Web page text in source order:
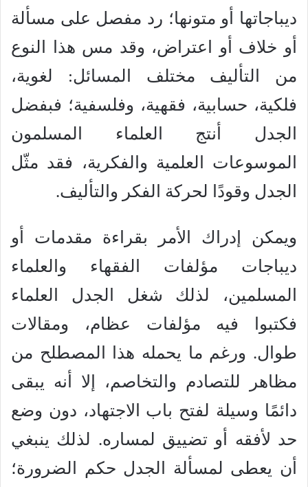
ديباجاتها أو متونها؛ رد مفصل على مسألة
أو خلاف أو اعتراض، وقد مس هذا النوع
من التأليف مختلف المسائل: لغوية،
فلكية، حسابية، فقهية، وفلسفية؛ فبفضل
الجدل أنتج العلماء المسلمون
الموسوعات العلمية والفكرية، فقد مثّل
الجدل وقودًا لحركة الفكر والتأليف.
ويمكن إدراك الأمر بقراءة مقدمات أو
ديباجات مؤلفات الفقهاء والعلماء
المسلمين، لذلك شغل الجدل العلماء
فكتبوا فيه مؤلفات عظام، ومقالات
طوال. ورغم ما يحمله هذا المصطلح من
مظاهر للتصادم والتخاصم، إلا أنه يبقى
دائمًا وسيلة لفتح باب الاجتهاد، دون وضع
حد لأفقه أو تضييق لمساره. لذلك ينبغي
أن يعطى لمسألة الجدل حكم الضرورة؛